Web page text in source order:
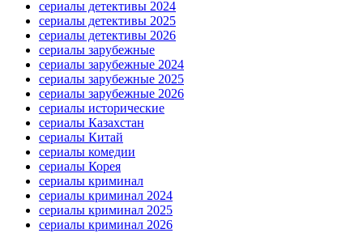
сериалы детективы 2024
сериалы детективы 2025
сериалы детективы 2026
сериалы зарубежные
сериалы зарубежные 2024
сериалы зарубежные 2025
сериалы зарубежные 2026
сериалы исторические
сериалы Казахстан
сериалы Китай
сериалы комедии
сериалы Корея
сериалы криминал
сериалы криминал 2024
сериалы криминал 2025
сериалы криминал 2026